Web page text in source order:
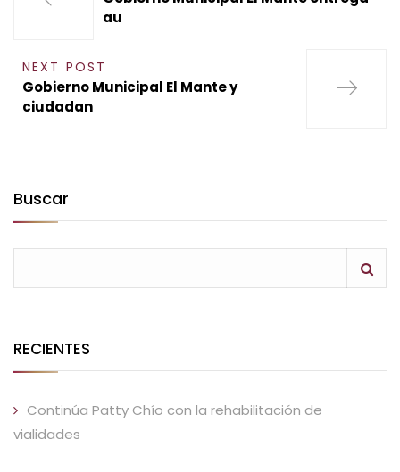
au
NEXT POST
Gobierno Municipal El Mante y
ciudadan
Buscar
RECIENTES
Continúa Patty Chío con la rehabilitación de
vialidades